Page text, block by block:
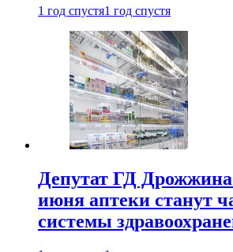
1 год спустя1 год спустя
Депутат ГД
июня аптеки станут
системы